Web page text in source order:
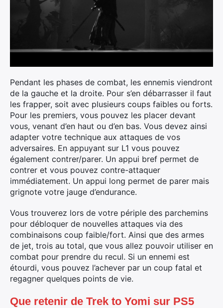
Pendant les phases de combat, les ennemis viendront
de la gauche et la droite. Pour s’en débarrasser il faut
les frapper, soit avec plusieurs coups faibles ou forts.
Pour les premiers, vous pouvez les placer devant
vous, venant d’en haut ou d’en bas. Vous devez ainsi
adapter votre technique aux attaques de vos
adversaires. En appuyant sur L1 vous pouvez
également contrer/parer. Un appui bref permet de
contrer et vous pouvez contre-attaquer
immédiatement. Un appui long permet de parer mais
grignote votre jauge d’endurance.
Vous trouverez lors de votre périple des parchemins
pour débloquer de nouvelles attaques via des
combinaisons coup faible/fort. Ainsi que des armes
de jet, trois au total, que vous allez pouvoir utiliser en
combat pour prendre du recul. Si un ennemi est
étourdi, vous pouvez l’achever par un coup fatal et
regagner quelques points de vie.
Que retenir de Trek to Yomi sur PS5
Rechercher
: